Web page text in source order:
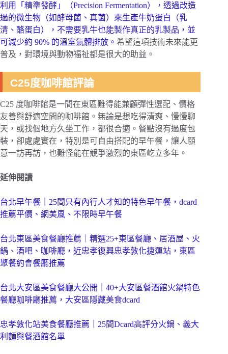
利用「精準發酵」（Precision Fermentation），透過改造
過的微生物（如酵母菌、真菌）來生產牛奶蛋白（乳
清、酪蛋白），不需要乳牛也能製作真正的乳製品，並
可減少約 90% 的溫室氣體排放。 希望這項技術未來能更
普及，對環境與動物福祉都是很大的助益。
C25度咖啡館評論
C25 度咖啡館是一間在東區難得能兼顧彈性選配、價格
友善與舒適空間的咖啡館。無論是想吃得清爽、慢慢聊
天，或找個地方久坐工作，都很合適。餐點沒有過度包
裝，卻處處實在，特別是可自由搭配的早午餐，讓人願
意一訪再訪，也難怪能在競爭激烈的東區屹立多年。
延伸閱讀
台北早午餐｜25間只有內行人才知的特色早午餐，dcard
推薦平價、網美風、不限時早午餐
台北東區美食餐廳推薦｜精選25+東區餐廳、居酒屋、火
鍋、酒吧、咖啡廳，近忠孝復興忠孝敦化捷運站，東區
聚餐約會餐廳推薦
台北大安區美食餐廳大公開｜40+大安區餐酒館火鍋特色
餐廳咖啡廳推薦，大安區隱藏美食dcard
忠孝敦化站美食餐廳推薦｜25間Dcard高評分火鍋、義大
利麵與餐酒館名單